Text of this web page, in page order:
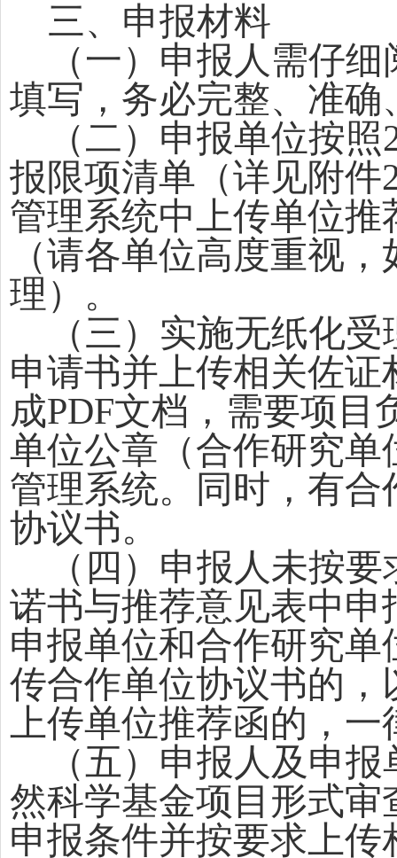
三、申报材料
（一）申报人需仔
填写，务必完整、准确
（二）申报单位按照
报限项清单（详见附
管理系统中上传单位
（请各单位高度重视
理）。
（三）实施无纸化
申请书并上传相关佐
成PDF文档，需要项目
单位公章（合作研究
管理系统。同时，有
协议书。
（四）申报人未按
诺书与推荐意见表中
申报单位和合作研究
传合作单位协议书的
上传单位推荐函的，
（五）申报人及申
然科学基金项目形式
申报条件并按要求上传